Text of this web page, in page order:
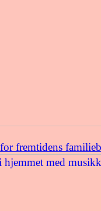
fremtidens